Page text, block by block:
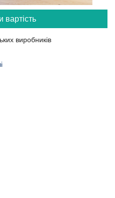
вартість
виробників